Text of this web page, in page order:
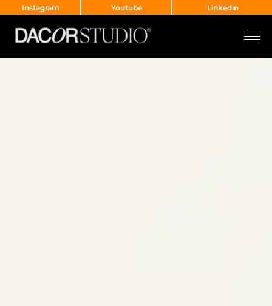
Instagram Youtube Linkedin